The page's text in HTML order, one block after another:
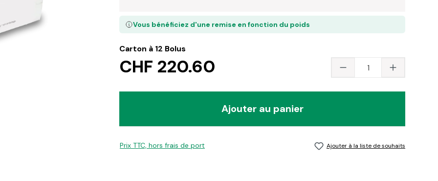
Carton à 12 Bolus
CHF 220.60
Vous bénéficiez d'une remise en fonction du poids
Quantité du
Ajouter au panier
Prix TTC, hors frais de port Ajouter à la liste de souhaits